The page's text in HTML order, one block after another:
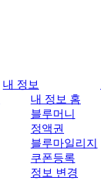
내 정보
내 정보 홈
블루머니
정액권
블루마일리지
쿠폰등록
정보 변경